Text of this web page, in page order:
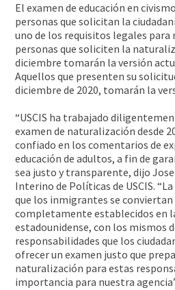
El examen de educación en
personas que solicitan la
uno de los requisitos legales para
personas que soliciten la
diciembre tomarán la versión
Aquellos que presenten su
diciembre de 2020, tomarán la
“USCIS ha trabajado
examen de naturalización desde
confiado en los comentarios de
educación de adultos, a fin de
sea justo y transparente, dijo
Interino de Políticas de USCIS.
que los inmigrantes se
completamente establecidos en
estadounidense, con los mismos
responsabilidades que los
ofrecer un examen justo que
naturalización para estas
importancia para nuestra